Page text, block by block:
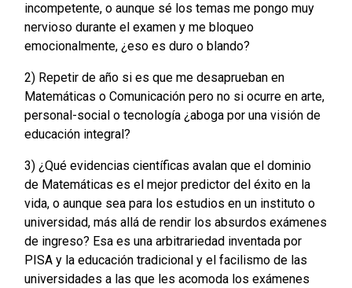
incompetente, o aunque sé los temas me pongo muy
nervioso durante el examen y me bloqueo
emocionalmente, ¿eso es duro o blando?
2) Repetir de año si es que me desaprueban en
Matemáticas o Comunicación pero no si ocurre en arte,
personal-social o tecnología ¿aboga por una visión de
educación integral?
3) ¿Qué evidencias científicas avalan que el dominio
de Matemáticas es el mejor predictor del éxito en la
vida, o aunque sea para los estudios en un instituto o
universidad, más allá de rendir los absurdos exámenes
de ingreso? Esa es una arbitrariedad inventada por
PISA y la educación tradicional y el facilismo de las
universidades a las que les acomoda los exámenes